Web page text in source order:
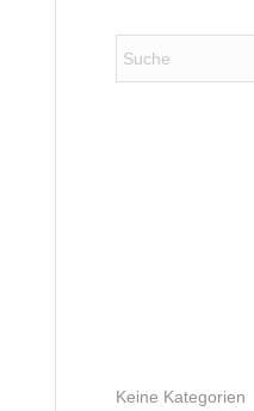
Keine Kategorien